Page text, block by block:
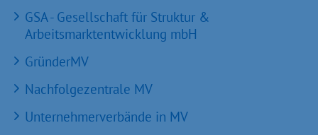
GSA - Gesellschaft für Struktur &
Arbeitsmarktentwicklung mbH
GründerMV
Nachfolgezentrale MV
Unternehmerverbände in MV